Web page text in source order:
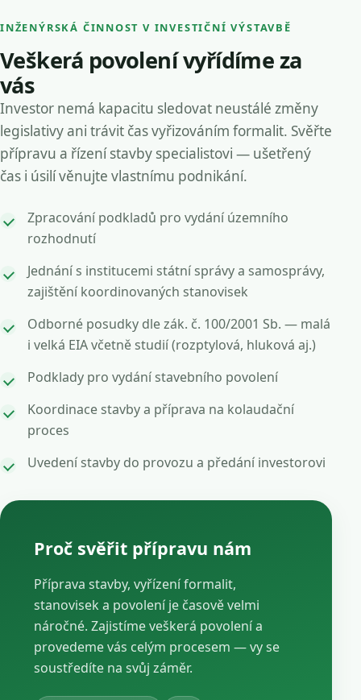
INŽENÝRSKÁ ČINNOST V INVESTIČNÍ VÝSTAVBĚ
Veškerá povolení vyřídíme za
vás
Investor nemá kapacitu sledovat neustálé změny
legislativy ani trávit čas vyřizováním formalit. Svěřte
přípravu a řízení stavby specialistovi — ušetřený
čas i úsilí věnujte vlastnímu podnikání.
Zpracování podkladů pro vydání územního
rozhodnutí
Jednání s institucemi státní správy a samosprávy,
zajištění koordinovaných stanovisek
Odborné posudky dle zák. č. 100/2001 Sb. — malá
i velká EIA včetně studií (rozptylová, hluková aj.)
Podklady pro vydání stavebního povolení
Koordinace stavby a příprava na kolaudační
proces
Uvedení stavby do provozu a předání investorovi
Proč svěřit přípravu nám
Příprava stavby, vyřízení formalit,
stanovisek a povolení je časově velmi
náročné. Zajistíme veškerá povolení a
provedeme vás celým procesem — vy se
soustředíte na svůj záměr.